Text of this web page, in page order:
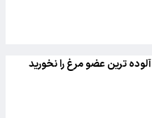
آلوده ترین عضو مرغ را نخورید